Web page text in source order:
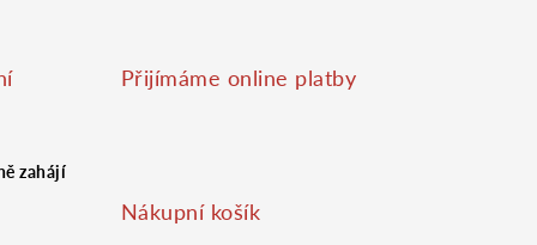
zahájí
Přijímáme online platby
Nákupní košík